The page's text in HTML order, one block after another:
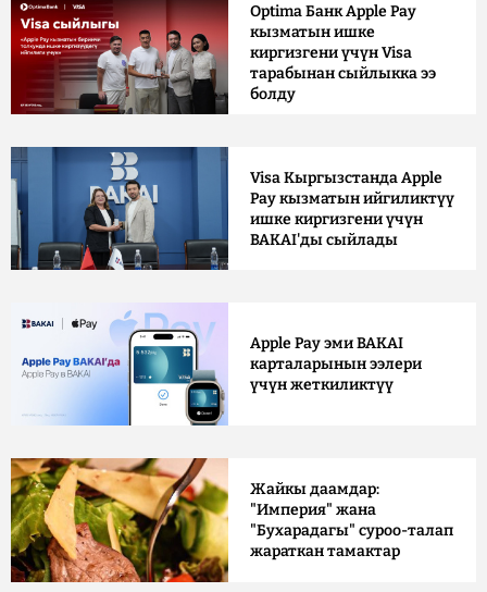
Optima Банк Apple Pay
кызматын ишке
киргизгени үчүн Visa
тарабынан сыйлыкка ээ
болду
Visa Кыргызстанда Apple
Pay кызматын ийгиликтүү
ишке киргизгени үчүн
BAKAI'ды сыйлады
Apple Pay эми BAKAI
карталарынын ээлери
үчүн жеткиликтүү
Жайкы даамдар:
"Империя" жана
"Бухарадагы" суроо-талап
жараткан тамактар